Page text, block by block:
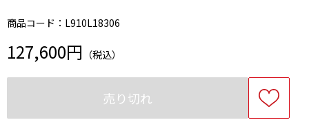
商品コード：L910L18306
127,600円 （税込）
売り切れ